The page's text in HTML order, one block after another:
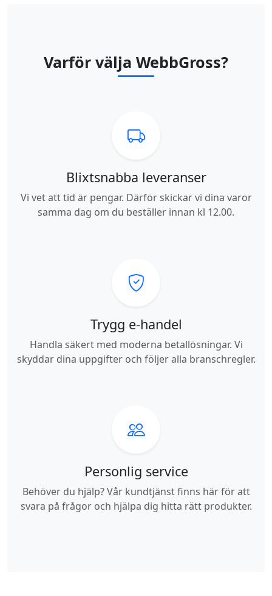
Varför välja WebbGross?
Blixtsnabba leveranser
Vi vet att tid är pengar. Därför skickar vi dina varor
samma dag om du beställer innan kl 12.00.
Trygg e-handel
Handla säkert med moderna betallösningar. Vi
skyddar dina uppgifter och följer alla branschregler.
Personlig service
Behöver du hjälp? Vår kundtjänst finns här för att
svara på frågor och hjälpa dig hitta rätt produkter.